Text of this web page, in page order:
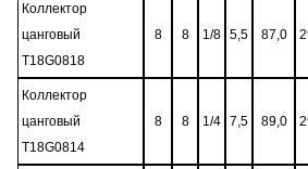
Коллектор
цанговый
T18G0818
8 8 1/8 5,5 87,0
Коллектор
цанговый
T18G0814
8 8 1/4 7,5 89,0